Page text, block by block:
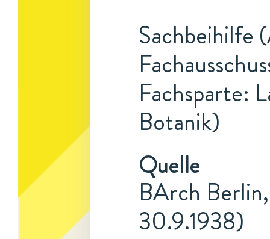
Sachbeihilfe
Fachsparte:
Botanik)
Quelle
BArch
30.9.1938)